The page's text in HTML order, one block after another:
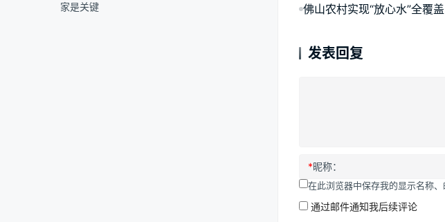
佛山农村实现“放心水”全覆盖
发表回复
*昵称：
在此浏览器中保存我的显示名称
通过邮件通知我后续评论
家是关键